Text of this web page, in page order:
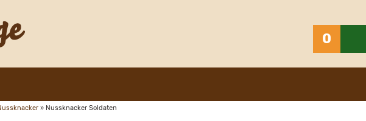
0
» Nussknacker Soldaten